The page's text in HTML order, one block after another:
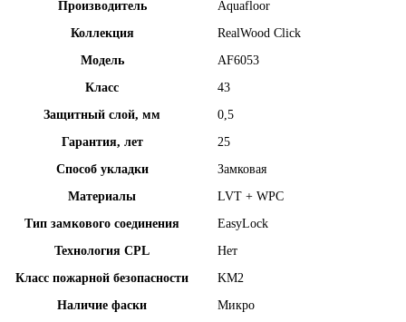
Производитель
Aquafloor
Коллекция
RealWood Click
Модель
AF6053
Класс
43
Защитный слой, мм
0,5
Гарантия, лет
25
Способ укладки
Замковая
Материалы
LVT + WPC
Тип замкового соединения
EasyLock
Технология CPL
Нет
Класс пожарной безопасности
KM2
Наличие фаски
Микро